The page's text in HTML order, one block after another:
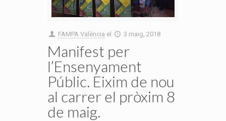
FAMPA València el 3 maig, 2018
Manifest per
l’Ensenyament
Públic. Eixim de nou
al carrer el pròxim 8
de maig.